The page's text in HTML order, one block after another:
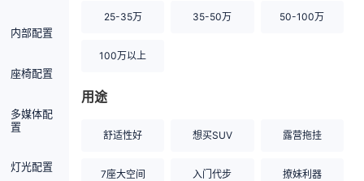
内部配置
座椅配置
多媒体配
置
灯光配置
25-35万 35-50万 50-100万
100万以上
用途
舒适性好 想买SUV 露营拖挂
7座大空间 入门代步 撩妹利器